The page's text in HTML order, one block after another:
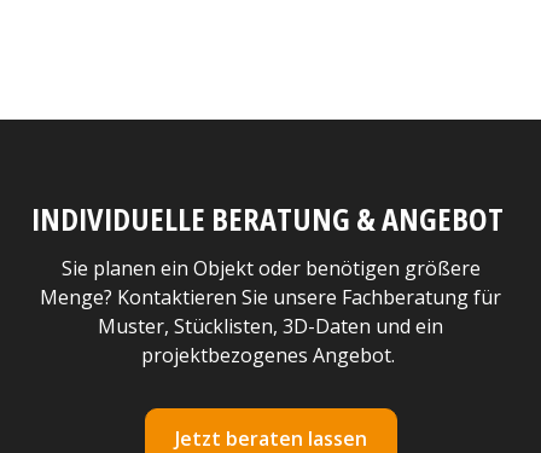
INDIVIDUELLE BERATUNG & ANGEBOT
Sie planen ein Objekt oder benötigen größere
Menge? Kontaktieren Sie unsere Fachberatung für
Muster, Stücklisten, 3D-Daten und ein
projektbezogenes Angebot.
Jetzt beraten lassen